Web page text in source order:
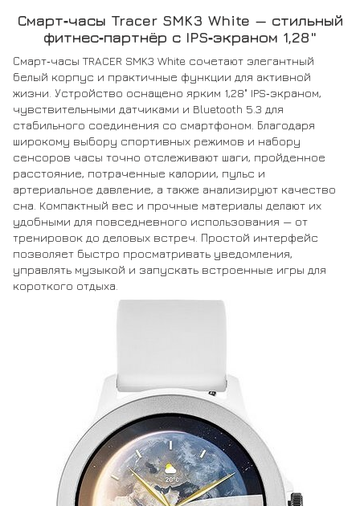
Смарт‑часы Tracer SMK3 White — стильный
фитнес‑партнёр с IPS‑экраном 1,28"
Смарт‑часы TRACER SMK3 White сочетают элегантный
белый корпус и практичные функции для активной
жизни. Устройство оснащено ярким 1,28" IPS‑экраном,
чувствительными датчиками и Bluetooth 5.3 для
стабильного соединения со смартфоном. Благодаря
широкому выбору спортивных режимов и набору
сенсоров часы точно отслеживают шаги, пройденное
расстояние, потраченные калории, пульс и
артериальное давление, а также анализируют качество
сна. Компактный вес и прочные материалы делают их
удобными для повседневного использования — от
тренировок до деловых встреч. Простой интерфейс
позволяет быстро просматривать уведомления,
управлять музыкой и запускать встроенные игры для
короткого отдыха.